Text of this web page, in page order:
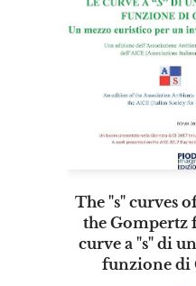
The "s" curves
the Gompertz
curve a "s" di
funzione di